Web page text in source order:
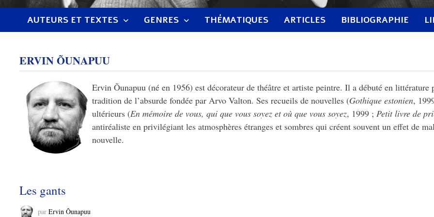
AUTEURS ET TEXTES GENRES THÉMATIQUES ARTICLES BIBLIOGRAPHIE
ERVIN ÕUNAPUU
Ervin Õunapuu (né en 1956) est décorateur de théâtre et artiste peintre. Il a débuté en littérature
tradition de l’absurde fondée par Arvo Valton. Ses recueils de nouvelles (Gothique estonien,
ultérieurs (En mémoire de vous, qui que vous soyez et où que vous soyez, 1999 ;Petit livre de
antiréaliste en privilégiant les atmosphères étranges et sombres qui créent souvent un effet de
nouvelle.
Les gants
parErvin Õunapuu